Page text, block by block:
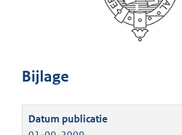
Bijlage